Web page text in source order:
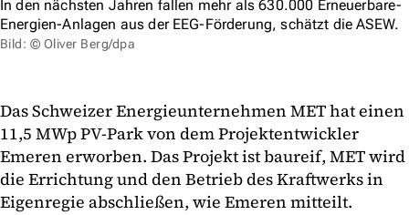
In den nächsten Jahren fallen mehr als 630.000 Erneuerbare-
Energien-Anlagen aus der EEG-Förderung, schätzt die ASEW.
Bild: © Oliver Berg/dpa
Das Schweizer Energieunternehmen MET hat einen
11,5 MWp PV-Park von dem Projektentwickler
Emeren erworben. Das Projekt ist baureif, MET wird
die Errichtung und den Betrieb des Kraftwerks in
Eigenregie abschließen, wie Emeren mitteilt.